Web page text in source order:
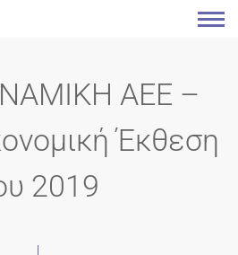
ΑΕΕ –
Έκθεση
2019